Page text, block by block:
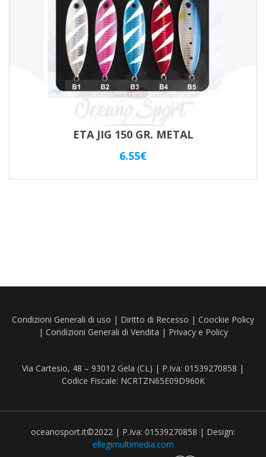
ETA JIG 150 GR. METAL
6.55€
Condizioni Generali di uso | Diritto di Recesso | Coockie Policy
| Condizioni Generali di Vendita | Privacy e Policy
Via Cartesio, 48 – 93012 Gela (CL) | P.Iva: 01539270858 |
Codice Fiscale: NCRTZN65E09D960K
oceanosport.it©2022 | P.Iva: 01539270858 | Design:
ellegimultimedia.com